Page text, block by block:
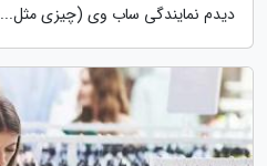
دیدم نمایندگی ساب وی (چیزی مثل...